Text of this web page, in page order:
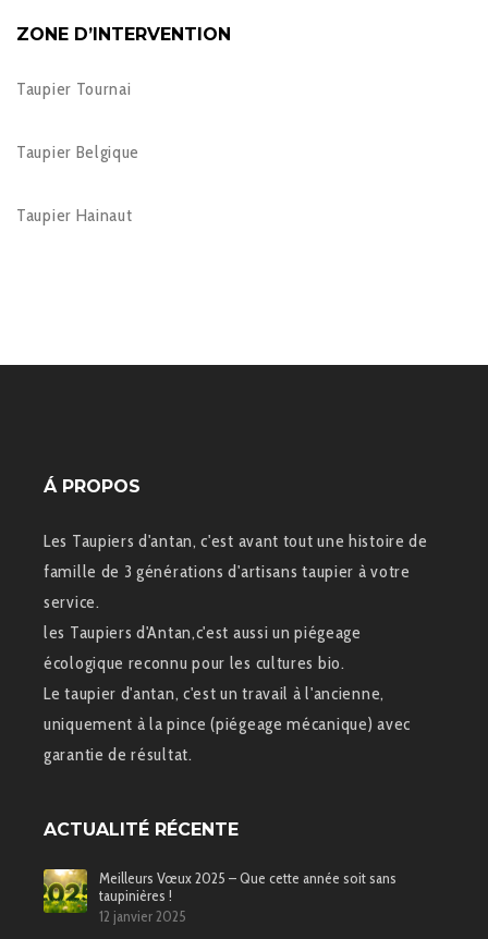
ZONE D’INTERVENTION
Taupier Tournai
Taupier Belgique
Taupier Hainaut
Á PROPOS
Les Taupiers d'antan, c'est avant tout une histoire de
famille de 3 générations d'artisans taupier à votre
service.
les Taupiers d'Antan,c'est aussi un piégeage
écologique reconnu pour les cultures bio.
Le taupier d'antan, c'est un travail à l'ancienne,
uniquement à la pince (piégeage mécanique) avec
garantie de résultat.
ACTUALITÉ RÉCENTE
Meilleurs Vœux 2025 – Que cette année soit sans
taupinières !
12 janvier 2025